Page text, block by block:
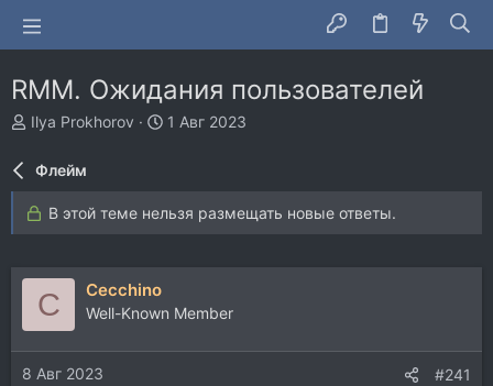
RMM. Ожидания пользователей
А
р
т
м
Ilya Prokhorov
Д
а
а
а
1 Авг 2023
Флейм
В этой теме нельзя размещать новые ответы.
C Cecchino
Well-Known Member
8 Авг 2023 #241